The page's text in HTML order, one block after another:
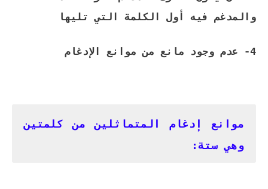
والمدغم فيه أول الكلمة التي تليها
4- عدم وجود مانع من موانع الإدغام
موانع إدغام المتماثلين من كلمتين
وهي ستة: